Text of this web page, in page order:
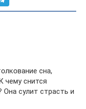
сна,
чему снится
сулит страсть и